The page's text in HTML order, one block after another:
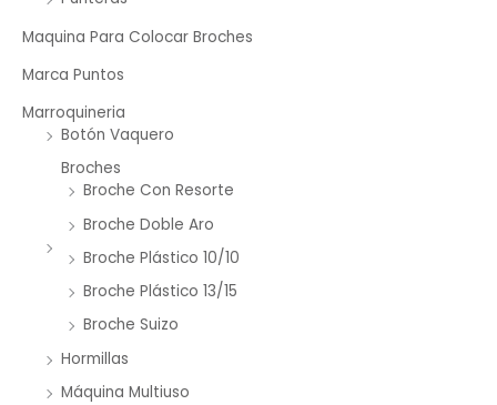
Maquina Para Colocar Broches
Marca Puntos
Marroquineria
Botón Vaquero
Broches
Broche Con Resorte
Broche Doble Aro
Broche Plástico 10/10
Broche Plástico 13/15
Broche Suizo
Hormillas
Máquina Multiuso